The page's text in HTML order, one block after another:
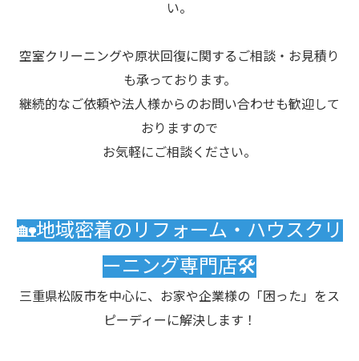
い。
空室クリーニングや原状回復に関するご相談・お見積り
も承っております。
継続的なご依頼や法人様からのお問い合わせも歓迎して
おりますので
お気軽にご相談ください。
🏡地域密着のリフォーム・ハウスクリ
ーニング専門店🛠️
三重県松阪市を中心に、お家や企業様の「困った」をス
ピーディーに解決します！